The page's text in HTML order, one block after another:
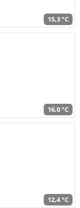
15,3 °C
16,0 °C
12,4 °C